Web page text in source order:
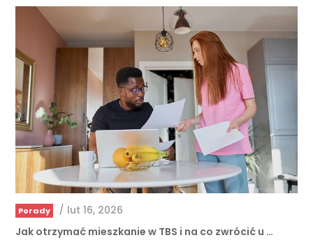
Porady / lut 16, 2026
Jak otrzymać mieszkanie w TBS i na co zwrócić u …